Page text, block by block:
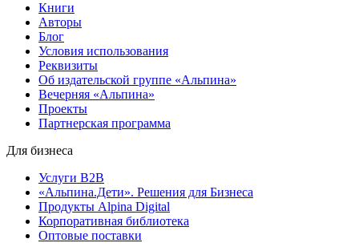
Книги
Авторы
Блог
Условия использования
Реквизиты
Об издательской группе «Альпина»
Вечерняя «Альпина»
Проекты
Партнерская программа
Для бизнеса
Услуги B2B
«Альпина.Дети». Решения для Бизнеса
Продукты Alpina Digital
Корпоративная библиотека
Оптовые поставки